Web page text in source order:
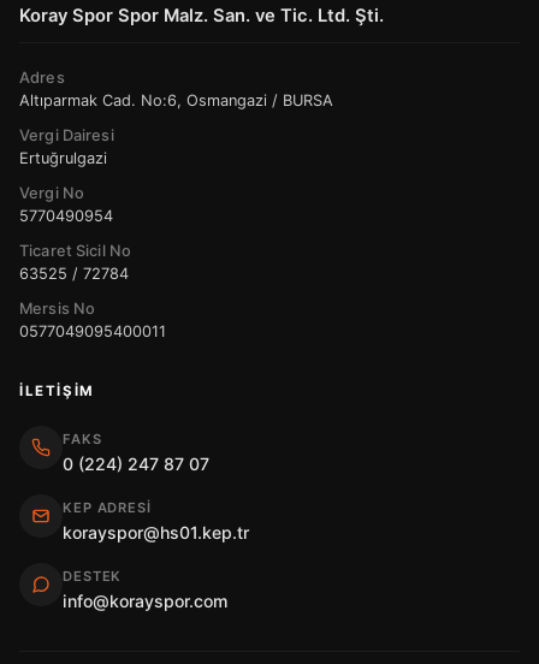
Koray Spor Spor Malz. San. ve Tic. Ltd. Şti.
Adres
Altıparmak Cad. No:6, Osmangazi / BURSA
Vergi Dairesi
Ertuğrulgazi
Vergi No
5770490954
Ticaret Sicil No
63525 / 72784
Mersis No
0577049095400011
İLETIŞIM
FAKS
0 (224) 247 87 07
KEP ADRESI
korayspor@hs01.kep.tr
DESTEK
info@korayspor.com